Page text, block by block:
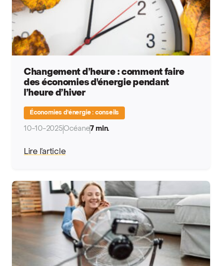
Changement d’heure : comment faire
des économies d'énergie pendant
l’heure d’hiver
Économies d'énergie : conseils
10-10-2025Océane7 min.
Lire l’article